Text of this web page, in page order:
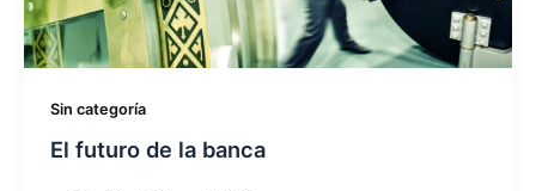
Sin categoría
El futuro de la banca